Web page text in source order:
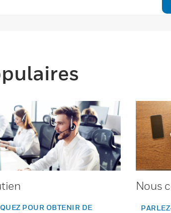
POUR OBTENIR DE
Nous